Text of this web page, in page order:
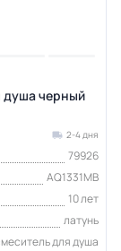
душа черный
2-4 дня
79926
AQ1331MB
10 лет
латунь
для душа